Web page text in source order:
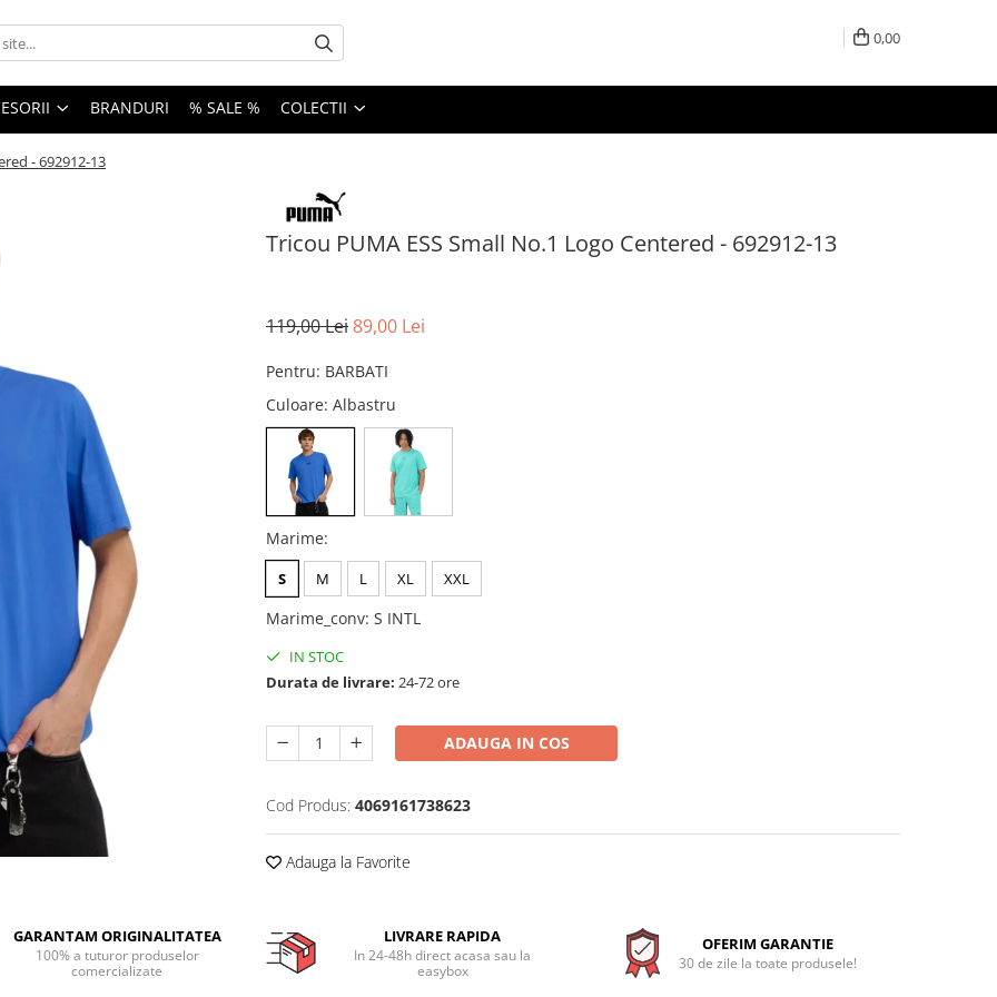
0,00
BRANDURI % SALE % COLECTII
- 692912-13
Tricou PUMA ESS Small No.1 Logo Centered - 692912-13
119,00 Lei89,00 Lei
Pentru: BARBATI
Culoare: Albastru
Marime:
S M L XL XXL
Marime_conv: S INTL
IN STOC
Durata de livrare: 24-72 ore
ADAUGA IN COS
Cod Produs: 4069161738623
Adauga la Favorite
GARANTAM ORIGINALITATEA
100% a tuturor produselor
comercializate
LIVRARE RAPIDA
In 24-48h direct acasa sau la
easybox
OFERIM GARANTIE
30 de zile la toate produsele!